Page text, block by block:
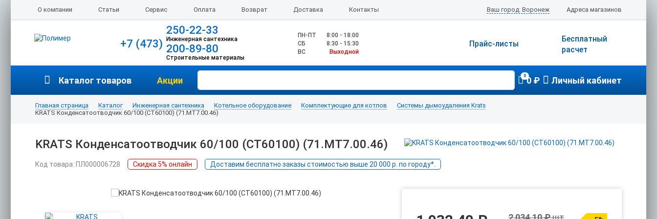
О компании Статьи Сервис Оплата Возврат Доставка Контакты Адреса магазинов
Ваш город: Воронеж
+7 (473)
250-22-33
Инженерная сантехника
200-89-80
Строительные материалы
ПН-ПТ
8:00 - 18:00
CБ
8:30 - 15:30
ВС
Выходной
Бесплатный
расчет
Прайс-листы
Каталог товаров Акции 00 ₽ Личный кабинет
Главная страница Каталог Инженерная сантехника Котельное оборудование Комплектующие для котлов
Системы дымоудаления Krats
KRATS Конденсатоотводчик 60/100 (CT60100) (71.MT7.00.46)
KRATS Конденсатоотводчик 60/100 (CT60100) (71.MT7.00.46)
Код товара: ПЛ000006728 Скидка 5% онлайн Доставим бесплатно заказы стоимостью выше 20 000 р. по городу*.